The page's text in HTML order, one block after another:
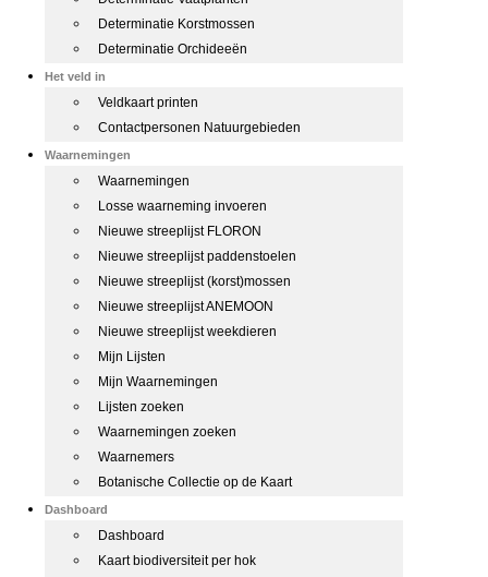
Determinatie Korstmossen
Determinatie Orchideeën
Het veld in
Veldkaart printen
Contactpersonen Natuurgebieden
Waarnemingen
Waarnemingen
Losse waarneming invoeren
Nieuwe streeplijst FLORON
Nieuwe streeplijst paddenstoelen
Nieuwe streeplijst (korst)mossen
Nieuwe streeplijst ANEMOON
Nieuwe streeplijst weekdieren
Mijn Lijsten
Mijn Waarnemingen
Lijsten zoeken
Waarnemingen zoeken
Waarnemers
Botanische Collectie op de Kaart
Dashboard
Dashboard
Kaart biodiversiteit per hok